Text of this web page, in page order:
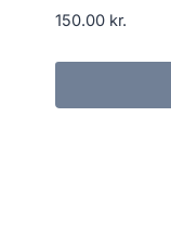
150.00 kr.